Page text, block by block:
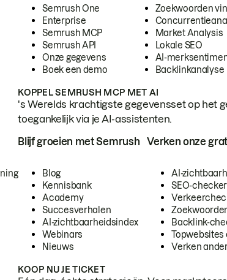
Semrush One
Enterprise
Semrush MCP
Semrush API
Onze gegevens
Boek een demo
Zoekwoorden
Market Analysis
Lokale SEO
AI-
Backlinkanalyse
KOPPEL SEMRUSH MCP MET AI
's Werelds krachtigste gegevensset op het
toegankelijk via je AI-assistenten.
Blijf groeien met Semrush
Blog
Kennisbank
Academy
Succesverhalen
AI-zichtbaarheidsindex
Webinars
Nieuws
Verken onze
AI-
SEO-checker
Backlink-
Topwebsites
Verken
KOOP NU JE TICKET